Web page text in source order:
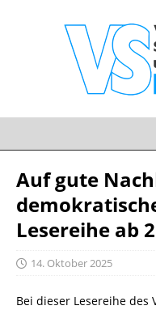
Auf gute
Lesereihe ab
14. Oktober 2025
Bei dieser Lesereihe des